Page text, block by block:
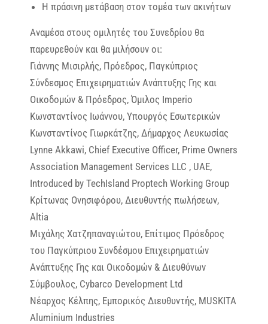
Η πράσινη μετάβαση στον τομέα των ακινήτων
Αναμέσα στους ομιλητές του Συνεδρίου θα
παρευρεθούν και θα μιλήσουν οι:
Γιάννης Μισιρλής, Πρόεδρος, Παγκύπριος
Σύνδεσμος Επιχειρηματιών Ανάπτυξης Γης και
Οικοδομών & Πρόεδρος, Όμιλος Imperio
Κωνσταντίνος Ιωάννου, Υπουργός Εσωτερικών
Κωνσταντίνος Γιωρκάτζης, Δήμαρχος Λευκωσίας
Lynne Akkawi, Chief Executive Officer, Prime Owners
Association Management Services LLC , UAE,
Introduced by TechIsland Proptech Working Group
Κρίτωνας Ονησιφόρου, Διευθυντής πωλήσεων,
Altia
Μιχάλης Χατζηπαναγιώτου, Επίτιμος Πρόεδρος
του Παγκύπριου Συνδέσμου Επιχειρηματιών
Ανάπτυξης Γης και Οικοδομών & Διευθύνων
Σύμβουλος, Cybarco Development Ltd
Νέαρχος Κέλπης, Εμπορικός Διευθυντής, MUSKITA
Aluminium Industries